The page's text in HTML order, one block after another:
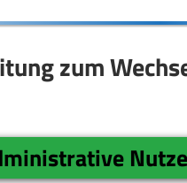
zum